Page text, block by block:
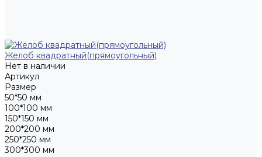
Желоб квадратный(прямоугольный)
Нет в наличии
Артикул
Размер
50*50 мм
100*100 мм
150*150 мм
200*200 мм
250*250 мм
300*300 мм